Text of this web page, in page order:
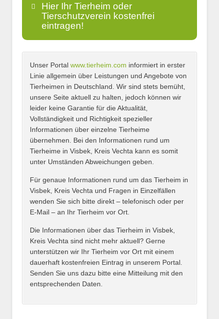
Hier Ihr Tierheim oder
Tierschutzverein kostenfrei
eintragen!
Name*
E-Mail*
Name des Tierheims*
Unser Portal www.tierheim.com informiert in erster
Linie allgemein über Leistungen und Angebote von
Tierheimen in Deutschland. Wir sind stets bemüht,
unsere Seite aktuell zu halten, jedoch können wir
leider keine Garantie für die Aktualität,
Vollständigkeit und Richtigkeit spezieller
Informationen über einzelne Tierheime
übernehmen. Bei den Informationen rund um
Tierheime in Visbek, Kreis Vechta kann es somit
unter Umständen Abweichungen geben.
Für genaue Informationen rund um das Tierheim in
Visbek, Kreis Vechta und Fragen in Einzelfällen
wenden Sie sich bitte direkt – telefonisch oder per
E-Mail – an Ihr Tierheim vor Ort.
Die Informationen über das Tierheim in Visbek,
Kreis Vechta sind nicht mehr aktuell? Gerne
unterstützen wir Ihr Tierheim vor Ort mit einem
dauerhaft kostenfreien Eintrag in unserem Portal.
Senden Sie uns dazu bitte eine Mitteilung mit den
entsprechenden Daten.